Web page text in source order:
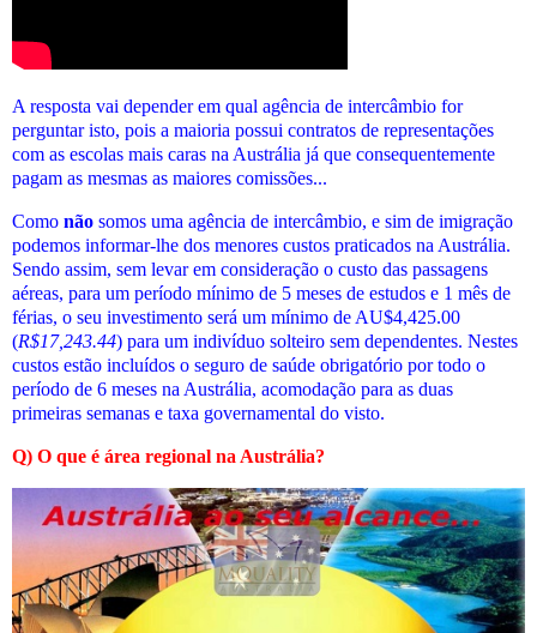
A resposta vai depender em qual agência de intercâmbio for
perguntar isto, pois a maioria possui contratos de representações
com as escolas mais caras na Austrália já que consequentemente
pagam as mesmas as maiores comissões...
Como não somos uma agência de intercâmbio, e sim de imigração
podemos informar-lhe dos menores custos praticados na Austrália.
Sendo assim, sem levar em consideração o custo das passagens
aéreas, para um período mínimo de 5 meses de estudos e 1 mês de
férias, o seu investimento será um mínimo de AU$4,425.00
(R$17,243.44) para um indivíduo solteiro sem dependentes. Nestes
custos estão incluídos o seguro de saúde obrigatório por todo o
período de 6 meses na Austrália, acomodação para as duas
primeiras semanas e taxa governamental do visto.
Q) O que é área regional na Austrália?